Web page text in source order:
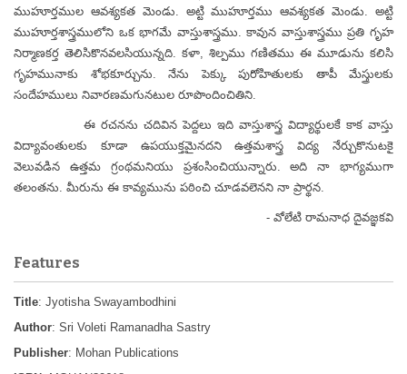
ముహూర్తముల ఆవశ్యకత మెండు. అట్టి ముహూర్తము ఆవశ్యకత మెండు. అట్టి
ముహూర్తశాస్త్రములోని ఒక భాగమే వాస్తుశాస్త్రము. కావున వాస్తుశాస్త్రము ప్రతి గృహ
నిర్మాణకర్త తెలిసికొనవలసియున్నది. కళా, శిల్పము గణితము ఈ మూడును కలిసి
గృహమునాకు శోభకూర్చును. నేను పెక్కు పురోహితులకు తాపీ మేస్త్రులకు
సందేహములు నివారణమగునటుల రూపొందించితిని.
ఈ రచనను చదివిన పెద్దలు ఇది వాస్తుశాస్త్ర విద్యార్థులకే కాక వాస్తు
విద్యావంతులకు కూడా ఉపయుక్తమైనదని ఉత్తమశాస్త్ర విద్య నేర్చుకొనుటకై
వెలువడిన ఉత్తమ గ్రంథమనియు ప్రశంసించియున్నారు. అది నా భాగ్యముగా
తలంతను. మీరును ఈ కావ్యమును పఠించి చూడవలెనని నా ప్రార్థన.
- వోలేటి రామనాధ దైవజ్ఞకవి
Features
Title: Jyotisha Swayambodhini
Author: Sri Voleti Ramanadha Sastry
Publisher: Mohan Publications